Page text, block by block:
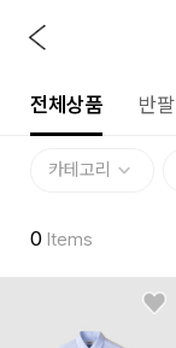
전체상품 반팔
카테고리
0 Items